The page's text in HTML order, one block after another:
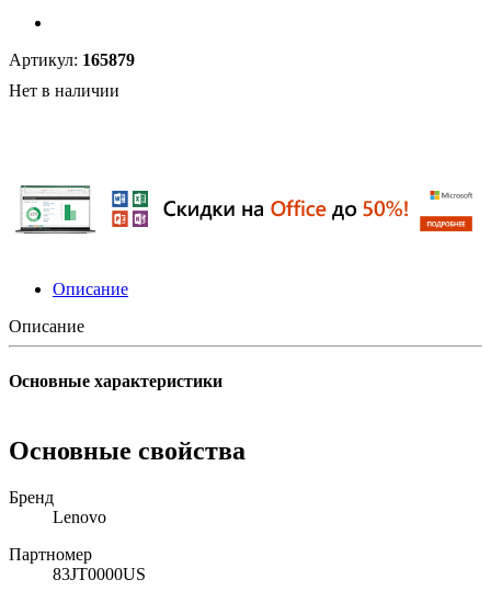
Артикул: 165879
Нет в наличии
Описание
Описание
Основные характеристики
Основные свойства
Бренд
Lenovo
Партномер
83JT0000US